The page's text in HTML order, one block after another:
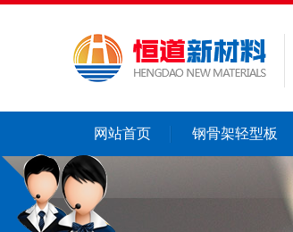
网站首页 钢骨架轻型板